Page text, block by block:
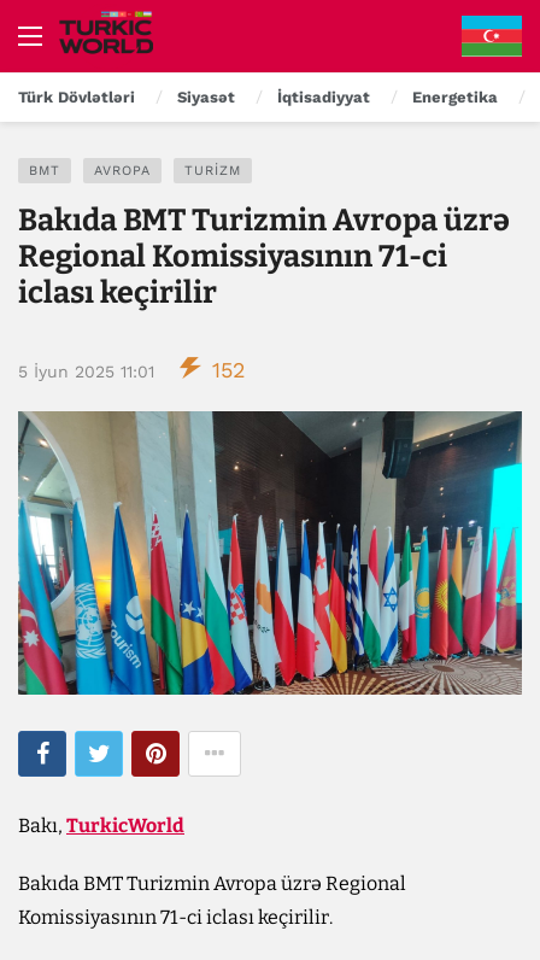
Türk Dövlətləri Siyasət İqtisadiyyat Energetika
BMT AVROPA TURIZM
Bakıda BMT Turizmin Avropa üzrə
Regional Komissiyasının 71-ci
iclası keçirilir
5 İyun 2025 11:01 152
Bakı, TurkicWorld
Bakıda BMT Turizmin Avropa üzrə Regional
Komissiyasının 71-ci iclası keçirilir.